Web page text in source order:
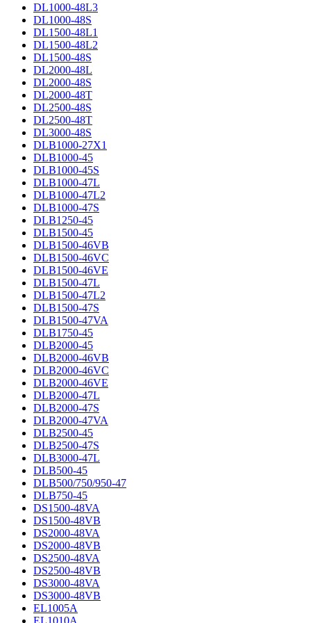
DL1000-48L3
DL1000-48S
DL1500-48L1
DL1500-48L2
DL1500-48S
DL2000-48L
DL2000-48S
DL2000-48T
DL2500-48S
DL2500-48T
DL3000-48S
DLB1000-27X1
DLB1000-45
DLB1000-45S
DLB1000-47L
DLB1000-47L2
DLB1000-47S
DLB1250-45
DLB1500-45
DLB1500-46VB
DLB1500-46VC
DLB1500-46VE
DLB1500-47L
DLB1500-47L2
DLB1500-47S
DLB1500-47VA
DLB1750-45
DLB2000-45
DLB2000-46VB
DLB2000-46VC
DLB2000-46VE
DLB2000-47L
DLB2000-47S
DLB2000-47VA
DLB2500-45
DLB2500-47S
DLB3000-47L
DLB500-45
DLB500/750/950-47
DLB750-45
DS1500-48VA
DS1500-48VB
DS2000-48VA
DS2000-48VB
DS2500-48VA
DS2500-48VB
DS3000-48VA
DS3000-48VB
EL1005A
EL1010A